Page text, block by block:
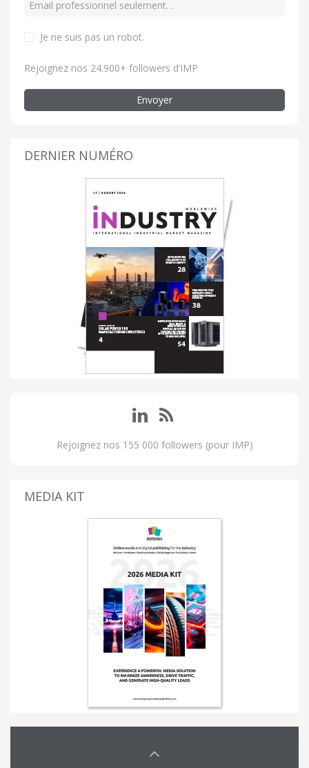
Je ne suis pas un robot.
Rejoignez nos 24.900+ followers d’IMP
Envoyer
DERNIER NUMÉRO
Rejoignez nos 155 000 followers (pour IMP)
MEDIA KIT